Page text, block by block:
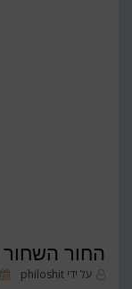
החור
על ידי philoshit